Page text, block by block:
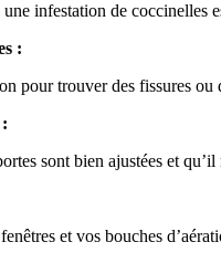
infestation de coccinelles
:
pour trouver des fissures
sont bien ajustées et
et vos bouches